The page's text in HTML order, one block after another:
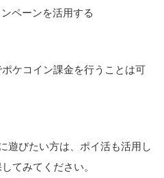
ペーンを活用する
ケコイン課金を行うことは可
遊びたい方は、ポイ活も活用し
てみてください。